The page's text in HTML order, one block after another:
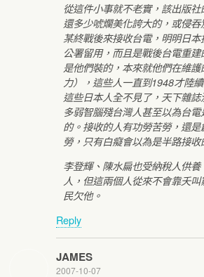
從這件小事就不老實，該出版
還多少唬爛美化誇大的，或侵
某終戰後來接收台電，明明日
公署留用，而且是戰後台電重
是他們裝的，本來就他們在維
力），這些人一直到1948才陸
這些日本人全不見了，天下雜
多弱智腦殘台灣人甚至以為台
的。接收的人有功勞苦勞，還
勞，只有白癡會以為是半路接收
李登輝、陳水扁也受納稅人供
人，但這兩個人從來不會靠夭
民欠他。
Reply
JAMES
2007-10-07